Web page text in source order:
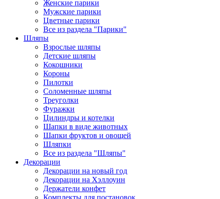
Женские парики
Мужские парики
Цветные парики
Все из раздела "Парики"
Шляпы
Взрослые шляпы
Детские шляпы
Кокошники
Короны
Пилотки
Соломенные шляпы
Треуголки
Фуражки
Цилиндры и котелки
Шапки в виде животных
Шапки фруктов и овощей
Шляпки
Все из раздела "Шляпы"
Декорации
Декорации на новый год
Декорации на Хэллоуин
Держатели конфет
Комплекты для постановок